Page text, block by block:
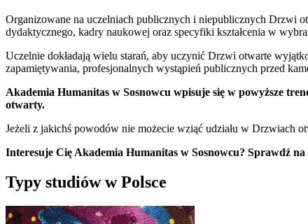
Organizowane na uczelniach publicznych i niepublicznych Drzwi
dydaktycznego, kadry naukowej oraz specyfiki kształcenia w
Uczelnie dokładają wielu starań, aby uczynić Drzwi otwarte
zapamiętywania, profesjonalnych wystąpień publicznych przed
Akademia Humanitas w Sosnowcu wpisuje się w powyższe
otwarty.
Jeżeli z jakichś powodów nie możecie wziąć udziału w Drzwiach
Interesuje Cię Akademia Humanitas w Sosnowcu? Sprawdź
Typy studiów w Polsce